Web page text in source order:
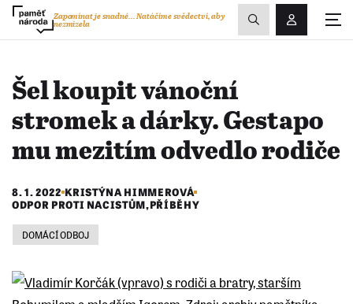
Přihlášení/
Zapomínat je snadné...Natáčíme svědectví, aby
nezmizela
Zobrazit
vyhledávání
Šel koupit vánoční
stromek a dárky. Gestapo
mu mezitím odvedlo rodiče
8. 1. 2022 KRISTÝNA HIMMEROVÁ
ODPOR PROTI NACISTŮM,PŘÍBĚHY
DOMÁCÍ ODBOJ